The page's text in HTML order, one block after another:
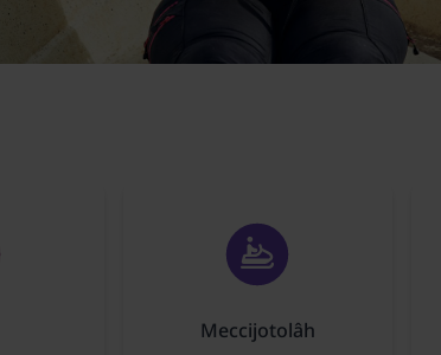
Meccijotolâh